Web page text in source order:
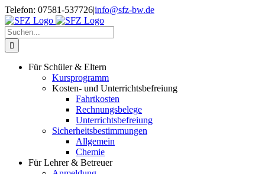
Zum
Inhalt
springen
Telefon: 07581-537726|info@sfz-bw.de
Suche
nach:
Für Schüler & Eltern
Kursprogramm
Kosten- und Unterrichtsbefreiung
Fahrtkosten
Rechnungsbelege
Unterrichtsbefreiung
Sicherheitsbestimmungen
Allgemein
Chemie
Für Lehrer & Betreuer